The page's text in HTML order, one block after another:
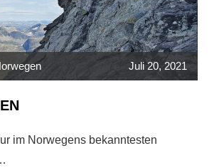
Juli 20, 2021
im Norwegens bekanntesten